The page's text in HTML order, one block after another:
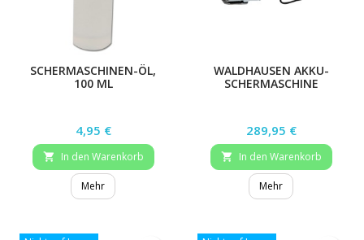
SCHERMASCHINEN-ÖL,
100 ML
Preis
4,95 €
 In den Warenkorb
Mehr
WALDHAUSEN AKKU-
SCHERMASCHINE
Preis
289,95 €
 In den Warenkorb
Mehr